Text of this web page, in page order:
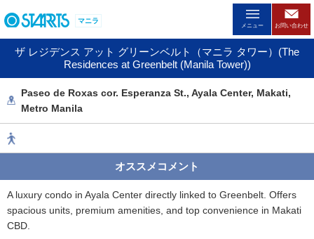
ー
ジ
動
る
た
の
リ
ン
ク
マニラ
メニュー お問い合わせ
ザ レジデンス アット グリーンベルト（マニラ タワー）(The
Residences at Greenbelt (Manila Tower))
Paseo de Roxas cor. Esperanza St., Ayala Center, Makati,
Metro Manila
オススメコメント
A luxury condo in Ayala Center directly linked to Greenbelt. Offers
spacious units, premium amenities, and top convenience in Makati
CBD.